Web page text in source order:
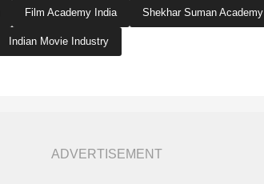
Film Academy India Shekhar Suman Academy
Indian Movie Industry
ADVERTISEMENT